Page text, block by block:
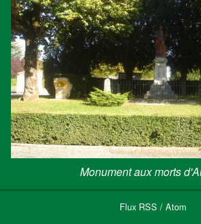
Monument aux morts
Flux RSS / Atom